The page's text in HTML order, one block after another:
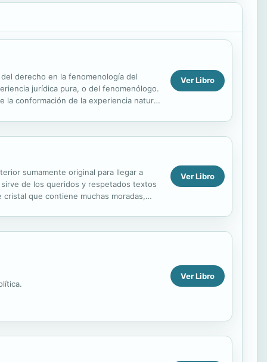
derecho en la fenomenología del
jurídica pura, o del fenomenólogo.
la conformación de la experiencia natural
Ver Libro
sumamente original para llegar a
de los queridos y respetados textos
que contiene muchas moradas,
Ver Libro
Ver Libro